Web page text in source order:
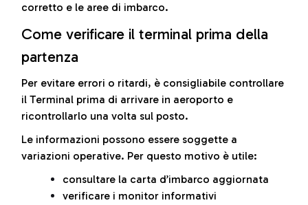
corretto e le aree di imbarco.
Come verificare il terminal prima della
partenza
Per evitare errori o ritardi, è consigliabile controllare
il Terminal prima di arrivare in aeroporto e
ricontrollarlo una volta sul posto.
Le informazioni possono essere soggette a
variazioni operative. Per questo motivo è utile:
consultare la carta d’imbarco aggiornata
verificare i monitor informativi